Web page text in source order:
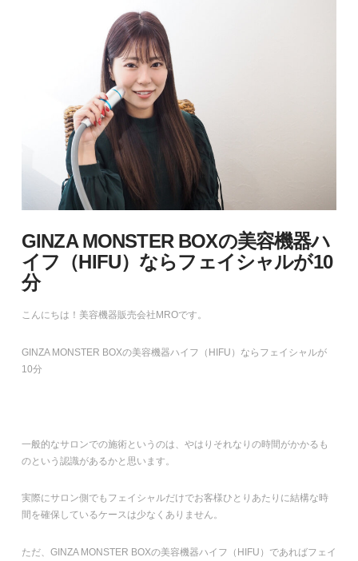
GINZA MONSTER BOXの美容機器ハ
イフ（HIFU）ならフェイシャルが10
分
こんにちは！美容機器販売会社MROです。
GINZA MONSTER BOXの美容機器ハイフ（HIFU）ならフェイシャルが
10分
一般的なサロンでの施術というのは、やはりそれなりの時間がかかるも
のという認識があるかと思います。
実際にサロン側でもフェイシャルだけでお客様ひとりあたりに結構な時
間を確保しているケースは少なくありません。
ただ、GINZA MONSTER BOXの美容機器ハイフ（HIFU）であればフェイ